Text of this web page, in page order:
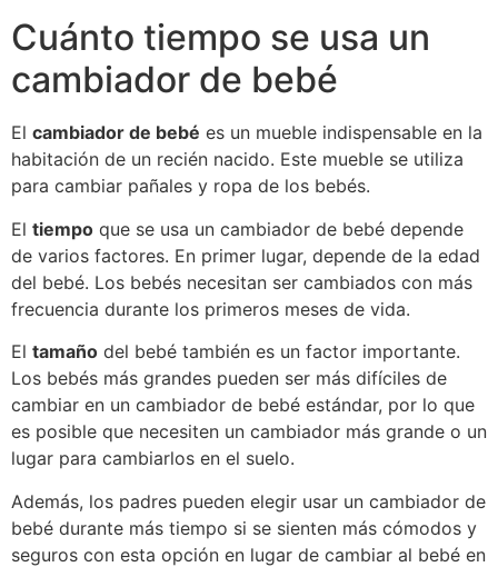
Cuánto tiempo se usa un
cambiador de bebé
El cambiador de bebé es un mueble indispensable en la
habitación de un recién nacido. Este mueble se utiliza
para cambiar pañales y ropa de los bebés.
El tiempo que se usa un cambiador de bebé depende
de varios factores. En primer lugar, depende de la edad
del bebé. Los bebés necesitan ser cambiados con más
frecuencia durante los primeros meses de vida.
El tamaño del bebé también es un factor importante.
Los bebés más grandes pueden ser más difíciles de
cambiar en un cambiador de bebé estándar, por lo que
es posible que necesiten un cambiador más grande o un
lugar para cambiarlos en el suelo.
Además, los padres pueden elegir usar un cambiador de
bebé durante más tiempo si se sienten más cómodos y
seguros con esta opción en lugar de cambiar al bebé en